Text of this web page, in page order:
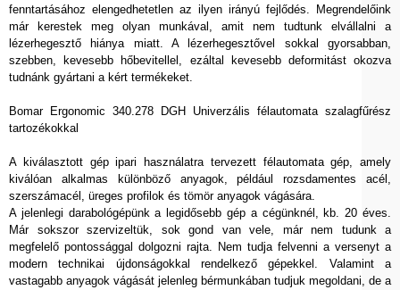
fenntartásához elengedhetetlen az ilyen irányú fejlődés. Megrendelőink
már kerestek meg olyan munkával, amit nem tudtunk elvállalni a
lézerhegesztő hiánya miatt. A lézerhegesztővel sokkal gyorsabban,
szebben, kevesebb hőbevitellel, ezáltal kevesebb deformitást okozva
tudnánk gyártani a kért termékeket.
Bomar Ergonomic 340.278 DGH Univerzális félautomata szalagfűrész
tartozékokkal
A kiválasztott gép ipari használatra tervezett félautomata gép, amely
kiválóan alkalmas különböző anyagok, például rozsdamentes acél,
szerszámacél, üreges profilok és tömör anyagok vágására.
A jelenlegi darabológépünk a legidősebb gép a cégünknél, kb. 20 éves.
Már sokszor szervizeltük, sok gond van vele, már nem tudunk a
megfelelő pontossággal dolgozni rajta. Nem tudja felvenni a versenyt a
modern technikai újdonságokkal rendelkező gépekkel. Valamint a
vastagabb anyagok vágását jelenleg bérmunkában tudjuk megoldani, de a